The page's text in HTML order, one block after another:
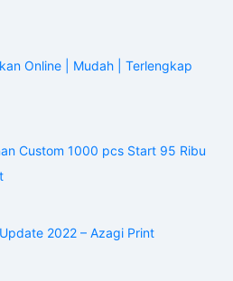
Online | Mudah | Terlengkap
Custom 1000 pcs Start 95 Ribu
2022 – Azagi Print